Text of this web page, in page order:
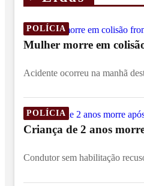
POLÍCIA
Mulher morre em
Acidente ocorreu na manhã
POLÍCIA
Criança de 2 anos
Condutor sem habilitação